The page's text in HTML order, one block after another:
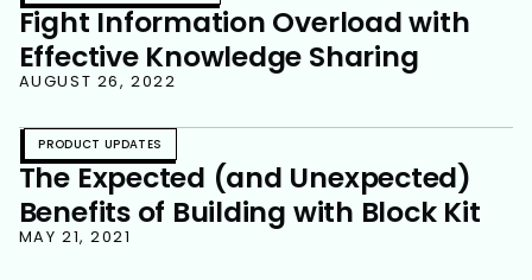
Fight Information Overload with
Effective Knowledge Sharing
AUGUST 26, 2022
PRODUCT UPDATES
The Expected (and Unexpected)
Benefits of Building with Block Kit
MAY 21, 2021